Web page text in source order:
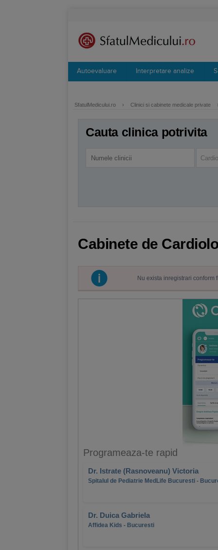
Autoevaluare Interpretare analize
SfatulMedicului.ro › Clinici si cabinete medicale private
Cauta clinica potrivita
Cabinete de
Nu exista inregistrari
Programeaza-te rapid
Dr. Istrate (Rasnoveanu) Victoria
Spitalul de Pediatrie MedLife Bucuresti -
Dr. Duica Gabriela
Affidea Kids - Bucuresti